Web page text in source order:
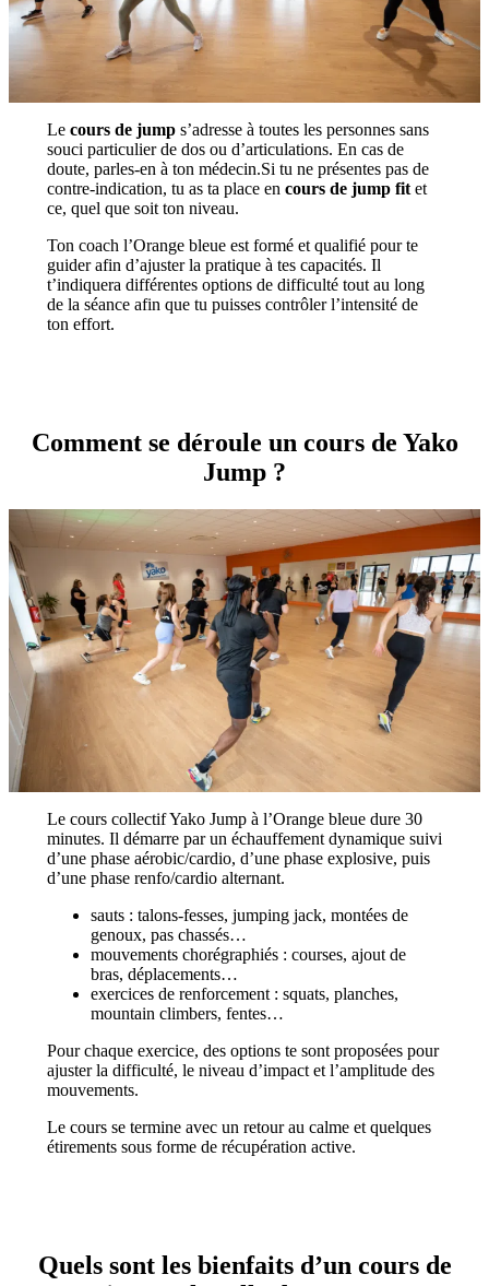
Le cours de jumps’adresse à toutes les personnes sans
souci particulier de dos ou d’articulations. En cas de
doute, parles-en à ton médecin.Si tu ne présentes pas de
contre-indication, tu as ta place en cours de jump fitet
ce, quel que soit ton niveau.
Ton coach l’Orange bleue est formé et qualifié pour te
guider afin d’ajuster la pratique à tes capacités. Il
t’indiquera différentes options de difficulté tout au long
de la séance afin que tu puisses contrôler l’intensité de
ton effort.
Comment se déroule un cours de Yako
Jump ?
Le cours collectif Yako Jump à l’Orange bleue dure 30
minutes. Il démarre par un échauffement dynamique suivi
d’une phase aérobic/cardio, d’une phase explosive, puis
d’une phase renfo/cardio alternant.
sauts : talons-fesses, jumping jack, montées de
genoux, pas chassés…
mouvements chorégraphiés : courses, ajout de
bras, déplacements…
exercices de renforcement : squats, planches,
mountain climbers, fentes…
Pour chaque exercice, des options te sont proposées pour
ajuster la difficulté, le niveau d’impact et l’amplitude des
mouvements.
Le cours se termine avec un retour au calme et quelques
étirements sous forme de récupération active.
Quels sont les bienfaits d’un cours de